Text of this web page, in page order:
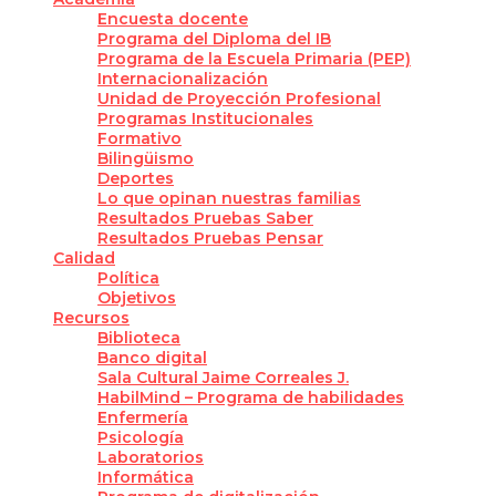
Encuesta docente
Programa del Diploma del IB
Programa de la Escuela Primaria (PEP)
Internacionalización
Unidad de Proyección Profesional
Programas Institucionales
Formativo
Bilingüismo
Deportes
Lo que opinan nuestras familias
Resultados Pruebas Saber
Resultados Pruebas Pensar
Calidad
Política
Objetivos
Recursos
Biblioteca
Banco digital
Sala Cultural Jaime Correales J.
HabilMind – Programa de habilidades
Enfermería
Psicología
Laboratorios
Informática